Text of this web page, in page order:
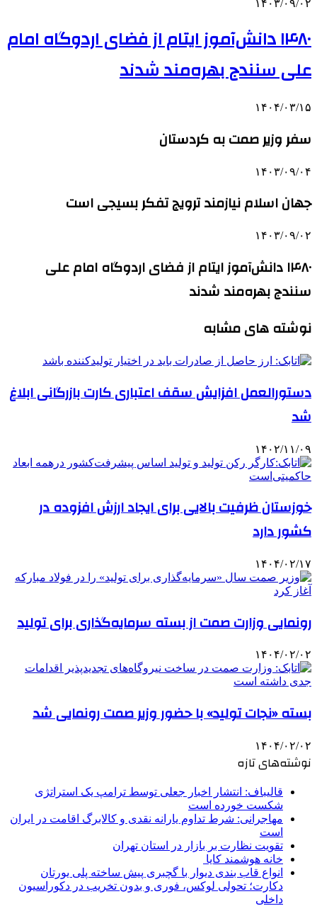
۱۴۰۳/۰۹/۰۲
۱۴۸۰ دانش‌آموز ایتام از فضای اردوگاه امام
علی سنندج بهره‌مند شدند
۱۴۰۴/۰۳/۱۵
سفر وزیر صمت به کردستان
۱۴۰۳/۰۹/۰۴
جهان اسلام نیازمند ترویج تفکر بسیجی است
۱۴۰۳/۰۹/۰۲
۱۴۸۰ دانش‌آموز ایتام از فضای اردوگاه امام علی
سنندج بهره‌مند شدند
نوشته های مشابه
دستورالعمل افزایش سقف اعتباری کارت بازرگانی ابلاغ
شد
۱۴۰۲/۱۱/۰۹
خوزستان ظرفیت بالایی برای ایجاد ارزش افزوده در
کشور دارد
۱۴۰۴/۰۲/۱۷
رونمایی وزارت صمت از بسته سرمایه‌گذاری برای تولید
۱۴۰۴/۰۲/۰۲
بسته «نجات تولید» با حضور وزیر صمت رونمایی شد
۱۴۰۴/۰۲/۰۲
نوشته‌های تازه
قالیباف: انتشار اخبار جعلی توسط ترامپ یک استراتژی
شکست خورده است
مهاجرانی: شرط تداوم یارانه نقدی و کالابرگ اقامت در ایران
است
تقویت نظارت بر بازار در استان تهران
خانه هوشمند کایا
انواع قاب بندی دیوار با گچبری پیش ساخته پلی یورتان
دکارت؛ تحولی لوکس، فوری و بدون تخریب در دکوراسیون
داخلی